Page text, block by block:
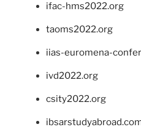
ifac-hms2022.org
taoms2022.org
iias-euromena-
ivd2022.org
csity2022.org